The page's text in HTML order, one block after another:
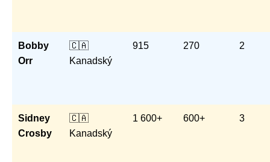
Bobby
Orr
🇨🇦
Kanadský
915 270 2
Sidney
Crosby
🇨🇦
Kanadský
1 600+ 600+ 3